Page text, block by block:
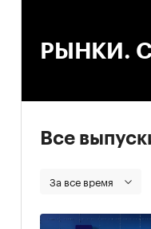
РЫНКИ.
Все
За все время